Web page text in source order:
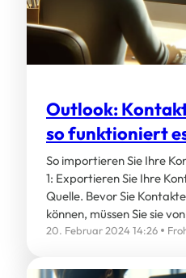
MVP Most Valuable
News & Analysen (51)
Tutorials (143)
Outlook:
so funktioniert
So importieren Sie Ihre
1: Exportieren Sie Ihre
Quelle. Bevor Sie
können, müssen Sie sie
20. Februar 2024 14:26